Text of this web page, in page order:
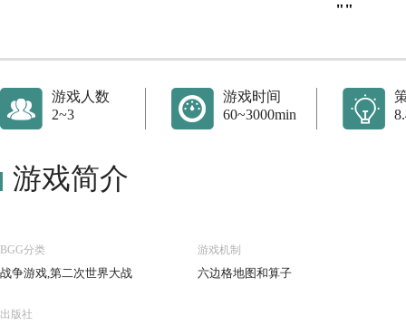
""
游戏人数
2~3
游戏时间
60~3000min
游戏简介
BGG分类
战争游戏,第二次世界大战
游戏机制
六边格地图和算子
出版社